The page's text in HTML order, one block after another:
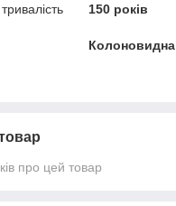
150 років
Колоновидна
про цей товар